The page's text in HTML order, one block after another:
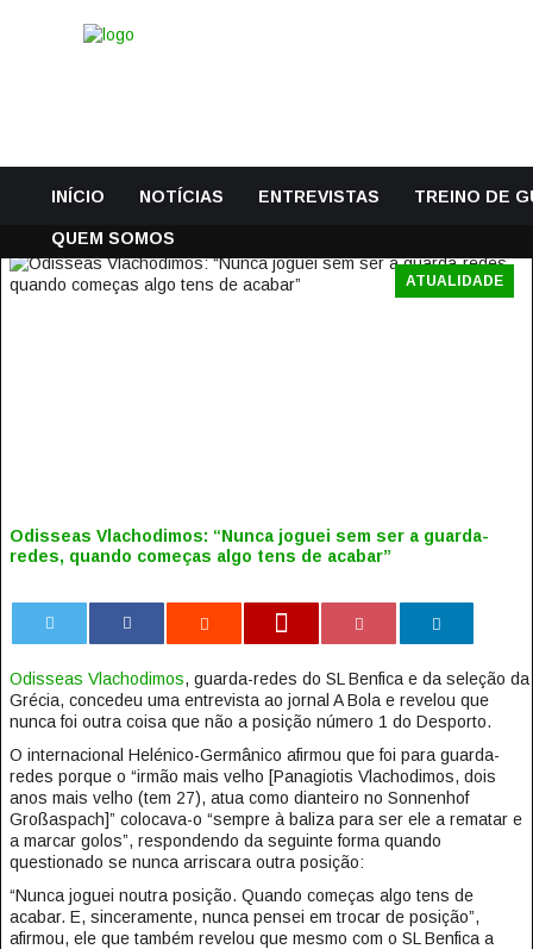
INÍCIO NOTÍCIAS ENTREVISTAS TREINO DE
QUEM SOMOS
ATUALIDADE
Odisseas Vlachodimos: “Nunca joguei sem ser a guarda-
redes, quando começas algo tens de acabar”
Odisseas Vlachodimos, guarda-redes do SL Benfica e da seleção da
Grécia, concedeu uma entrevista ao jornal A Bola e revelou que
nunca foi outra coisa que não a posição número 1 do Desporto.
O internacional Helénico-Germânico afirmou que foi para guarda-
redes porque o “irmão mais velho [Panagiotis Vlachodimos, dois
anos mais velho (tem 27), atua como dianteiro no Sonnenhof
Großaspach]” colocava-o “sempre à baliza para ser ele a rematar e
a marcar golos”, respondendo da seguinte forma quando
questionado se nunca arriscara outra posição:
“Nunca joguei noutra posição. Quando começas algo tens de
acabar. E, sinceramente, nunca pensei em trocar de posição”,
afirmou, ele que também revelou que mesmo com o SL Benfica a